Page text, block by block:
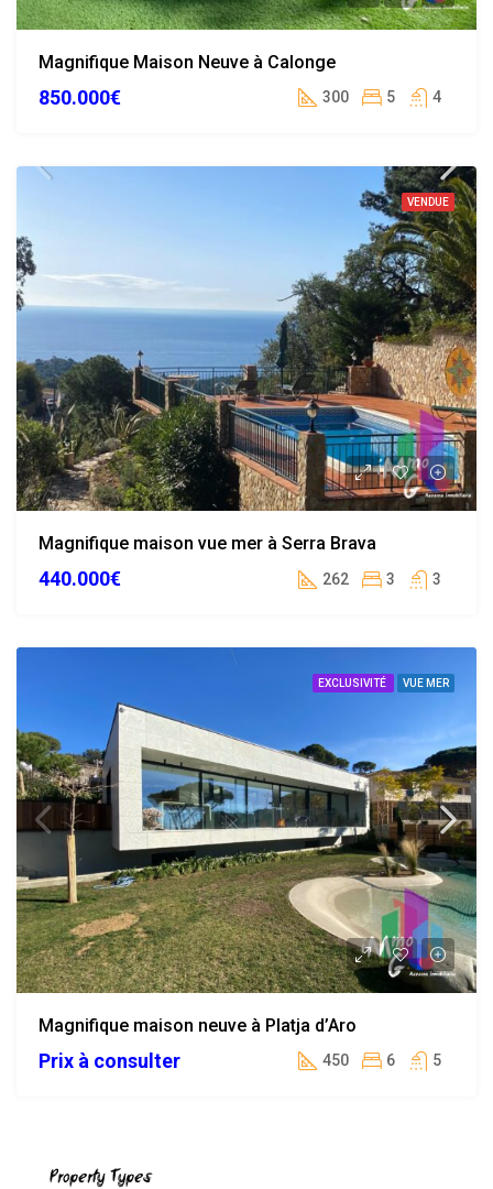
Magnifique Maison Neuve à Calonge
850.000€ 300 5 4
VENDUE
Magnifique maison vue mer à Serra Brava
440.000€ 262 3 3
EXCLUSIVITÉ VUE MER
Magnifique maison neuve à Platja d’Aro
Prix à consulter 450 6 5
Property Types